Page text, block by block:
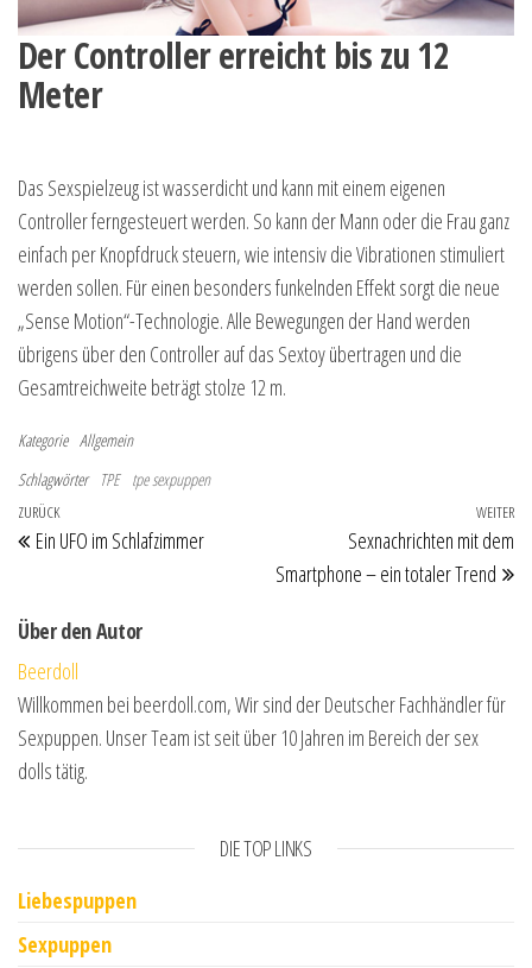
Der Controller erreicht bis zu 12
Meter
Das Sexspielzeug ist wasserdicht und kann mit einem eigenen
Controller ferngesteuert werden. So kann der Mann oder die Frau ganz
einfach per Knopfdruck steuern, wie intensiv die Vibrationen stimuliert
werden sollen. Für einen besonders funkelnden Effekt sorgt die neue
„Sense Motion“-Technologie. Alle Bewegungen der Hand werden
übrigens über den Controller auf das Sextoy übertragen und die
Gesamtreichweite beträgt stolze 12 m.
Kategorie Allgemein
Schlagwörter
TPE tpe sexpuppen
Beitragsnavigation
Vorheriger Beitrag
ZURÜCK
Ein UFO im Schlafzimmer
WEITER
Sexnachrichten mit dem
Smartphone – ein totaler Trend
Über den Autor
Beerdoll
Willkommen bei beerdoll.com, Wir sind der Deutscher Fachhändler für
Sexpuppen. Unser Team ist seit über 10 Jahren im Bereich der sex
dolls tätig.
DIE TOP LINKS
Liebespuppen
Sexpuppen